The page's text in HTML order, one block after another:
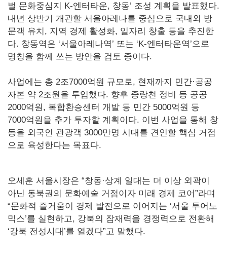
벌 문화중심지 K-엔터타운, 창동’ 조성 계획을 발표했다.
내년 상반기 개관할 서울아레나를 중심으로 국내외 방
문객 유치, 지역 경제 활성화, 일자리 창출 등을 추진한
다. 창동역은 ‘서울아레나역’ 또는 ‘K-엔터타운역’으로
명칭을 함께 쓰는 방안을 검토 중이다.
사업에는 총 2조7000억원 규모로, 현재까지 민간·공공
자본 약 2조원을 투입했다. 향후 중랑천 정비 등 공공
2000억원, 복합환승센터 개발 등 민간 5000억원 등
7000억원을 추가 투자할 계획이다. 이번 사업을 통해 창
동을 외국인 관광객 3000만명 시대를 견인할 핵심 거점
으로 육성한다는 목표다.
오세훈 서울시장은 “창동·상계 일대는 더 이상 외곽이
아닌 동북권의 문화예술 거점이자 미래 경제 코어”라며
“문화적 즐거움이 경제 발전으로 이어지는 ‘서울 투어노
믹스’를 실현하고, 강북의 잠재력을 경쟁력으로 전환해
‘강북 전성시대’를 열겠다”고 말했다.